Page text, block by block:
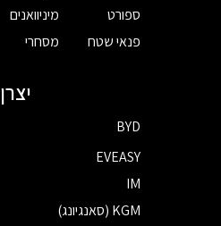
ספורט
פנאי שטח
מיניוואנים
מסחרי
יצרן
BYD
EVEASY
IM
KGM (סאנגיונג)